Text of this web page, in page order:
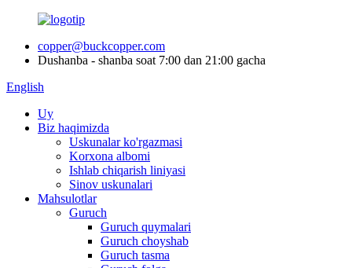
copper@buckcopper.com
Dushanba - shanba soat 7:00 dan 21:00 gacha
English
Uy
Biz haqimizda
Uskunalar ko'rgazmasi
Korxona albomi
Ishlab chiqarish liniyasi
Sinov uskunalari
Mahsulotlar
Guruch
Guruch quymalari
Guruch choyshab
Guruch tasma